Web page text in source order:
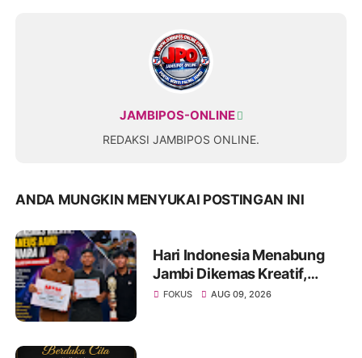
JAMBIPOS-ONLINE
REDAKSI JAMBIPOS ONLINE.
ANDA MUNGKIN MENYUKAI POSTINGAN INI
Hari Indonesia Menabung
Jambi Dikemas Kreatif,
Spontaneus Band Raih Juara
FOKUS AUG 09, 2026